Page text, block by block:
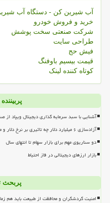
آب شیرین کن - دستگاه آب
خرید و فروش خودرو
شرکت صنعتی سخت پوشش
طراحی سایت
فیش حج
قیمت بیسیم باوفنگ
کوتاه کننده لینک
آشنایی با سبد سرمایه گذاری دیجیتال ویپاد از
آزادسازی ۶ میلیارد دلار چه تاثیری بر نرخ دلار و معیشت مردم دارد؟
دو سناریوی مهم برای بازار سهام تا انتهای سال
بازار ارزهای دیجیتالی در فاز احتیاط
پربحث
امنیت گردشگران و محافظت از طبیعت باید هم